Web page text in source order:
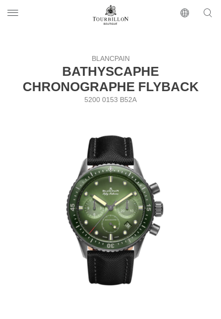
https://www.tourbillon.com/ru
BLANCPAIN
BATHYSCAPHE
CHRONOGRAPHE FLYBACK
5200 0153 B52A